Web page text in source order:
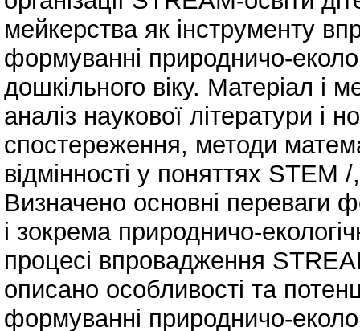
мейкерства як інструменту
формуванні природничо-
дошкільного віку. Матеріал і
аналіз наукової літератури і
спостереження, методи
відмінності у поняттях
Визначено основні переваги
і зокрема природничо-
процесі впровадження
описано особливості та
формуванні природничо-